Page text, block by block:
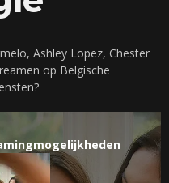
Ashley Lopez, Chester
op Belgische